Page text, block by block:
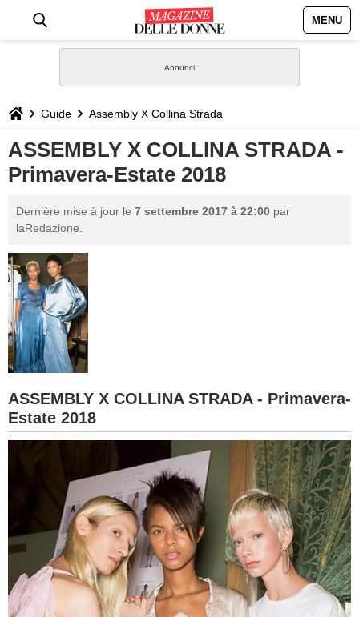
MENU
STILE
BIOGRAFIE
DEFINIZIONI
GASTRONOMIA
CAPELLI
SESSO
DIETA
Guide Assembly X Collina Strada
ASSEMBLY X COLLINA STRADA -
Primavera-Estate 2018
Dernière mise à jour le 7 settembre 2017 à 22:00 par
laRedazione.
ASSEMBLY X COLLINA STRADA - Primavera-
Estate 2018